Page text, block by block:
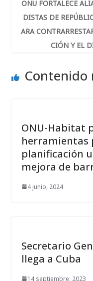
ONU FORTALECE
DISTAS DE
ARA
CIÓN Y EL
Contenido
ONU-Habitat
herramientas
planificación
mejora de
4 junio, 2024
Secretario
llega a Cuba
14 septiembre, 2023